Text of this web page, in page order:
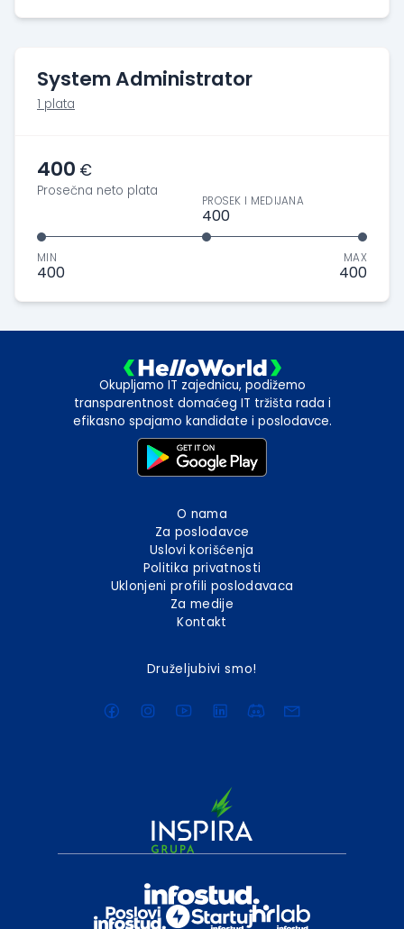
System Administrator
1 plata
400 €
Prosečna neto plata
MIN
400
PROSEK I MEDIJANA
400
MAX
400
Okupljamo IT zajednicu, podižemo
transparentnost domaćeg IT tržišta rada i
efikasno spajamo kandidate i poslodavce.
O nama
Za poslodavce
Uslovi korišćenja
Politika privatnosti
Uklonjeni profili poslodavaca
Za medije
Kontakt
Druželjubivi smo!